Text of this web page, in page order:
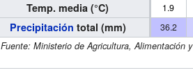
Temp. media (°C)
1.9
Precipitación total (mm) 36.2
Fuente: Ministerio de Agricultura, Alimentación